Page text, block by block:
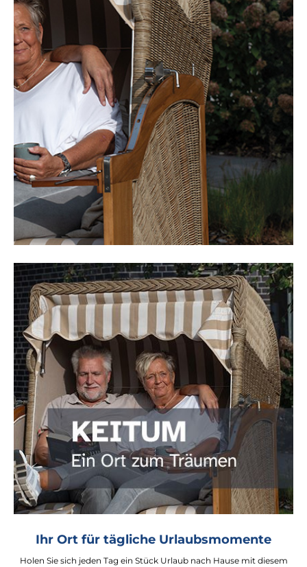
Ihr Ort für tägliche Urlaubsmomente
Holen Sie sich jeden Tag ein Stück Urlaub nach Hause mit diesem